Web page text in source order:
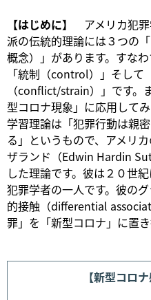
【はじめに】
アメリカ犯
派の伝統的理論には３つの
概念）」があります。すな
「統制（control）」そして
（conflict/strain）」です。
型コロナ現象」に応用して
学習理論は「犯罪行動は親
る」というもので、アメリ
ザランド（Edwin Hardin
した理論です。彼は２０世
犯罪学者の一人です。彼の
的接触（differential
罪」を「新型コロナ」に置き
【新型コロ